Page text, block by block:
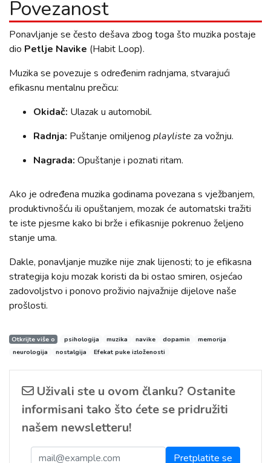
Povezanost
Ponavljanje se često dešava zbog toga što muzika postaje
dio Petlje Navike (Habit Loop).
Muzika se povezuje s određenim radnjama, stvarajući
efikasnu mentalnu prečicu:
Okidač: Ulazak u automobil.
Radnja: Puštanje omiljenog playliste za vožnju.
Nagrada: Opuštanje i poznati ritam.
Ako je određena muzika godinama povezana s vježbanjem,
produktivnošću ili opuštanjem, mozak će automatski tražiti
te iste pjesme kako bi brže i efikasnije pokrenuo željeno
stanje uma.
Dakle, ponavljanje muzike nije znak lijenosti; to je efikasna
strategija koju mozak koristi da bi ostao smiren, osjećao
zadovoljstvo i ponovo proživio najvažnije dijelove naše
prošlosti.
Otkrijte više o psihologija muzika navike dopamin
memorija
neurologija
nostalgija Efekat puke izloženosti
Uživali ste u ovom članku? Ostanite
informisani tako što ćete se pridružiti
našem newsletteru!